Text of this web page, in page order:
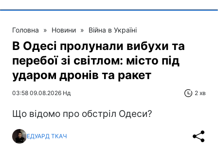
Головна » Новини » Війна в Україні
В Одесі пролунали вибухи та
перебої зі світлом: місто під
ударом дронів та ракет
03:58 09.08.2026 Нд 2 хв
Що відомо про обстріл Одеси?
ЕДУАРД ТКАЧ